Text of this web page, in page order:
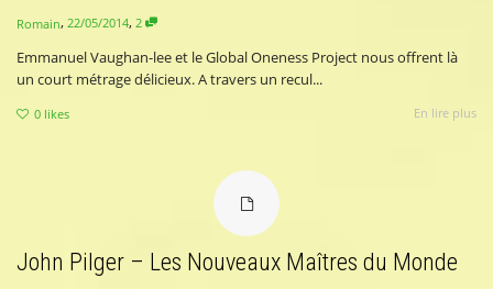
Romain, 22/05/2014, 2
Emmanuel Vaughan-lee et le Global Oneness Project nous offrent là
un court métrage délicieux. A travers un recul...
0 likes En lire plus
John Pilger – Les Nouveaux Maîtres du Monde